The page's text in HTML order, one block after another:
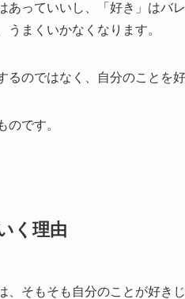
っていいし、「好き」はバ
まくいかなくなります。
のではなく、自分のことを
です。
く理由
そもそも自分のことが好き